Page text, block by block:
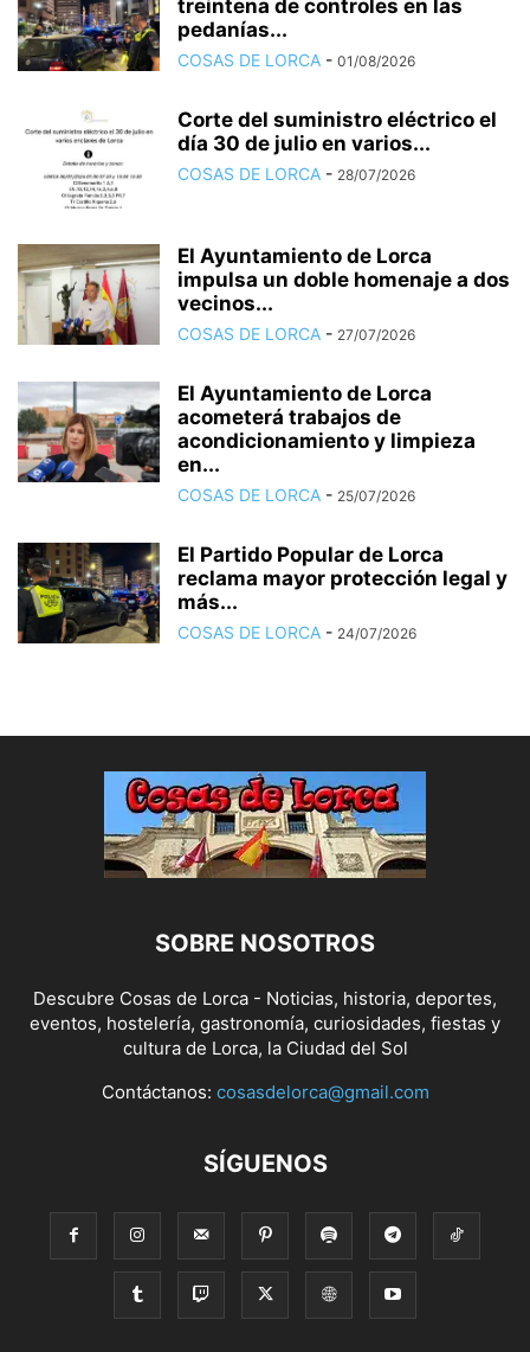
treintena de controles en las
pedanías...
COSAS DE LORCA - 01/08/2026
Corte del suministro eléctrico el
día 30 de julio en varios...
COSAS DE LORCA - 28/07/2026
El Ayuntamiento de Lorca
impulsa un doble homenaje a dos
vecinos...
COSAS DE LORCA - 27/07/2026
El Ayuntamiento de Lorca
acometerá trabajos de
acondicionamiento y limpieza
en...
COSAS DE LORCA - 25/07/2026
El Partido Popular de Lorca
reclama mayor protección legal y
más...
COSAS DE LORCA - 24/07/2026
SOBRE NOSOTROS
Descubre Cosas de Lorca - Noticias, historia, deportes,
eventos, hostelería, gastronomía, curiosidades, fiestas y
cultura de Lorca, la Ciudad del Sol
Contáctanos: cosasdelorca@gmail.com
SÍGUENOS